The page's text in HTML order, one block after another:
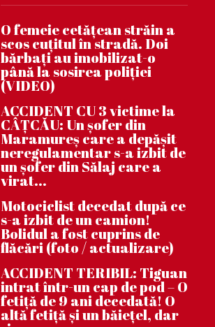
O femeie cetățean străin a
scos cuțitul în stradă. Doi
bărbați au imobilizat-o
până la sosirea poliției
(VIDEO)
ACCIDENT CU 3 victime la
CÂȚCĂU: Un șofer din
Maramureș care a depășit
neregulamentar s-a izbit de
un șofer din Sălaj care a
virat...
Motociclist decedat după ce
s-a izbit de un camion!
Bolidul a fost cuprins de
flăcări (foto / actualizare)
ACCIDENT TERIBIL: Tiguan
intrat într-un cap de pod – O
fetiță de 9 ani decedată! O
altă fetiță și un băiețel, dar